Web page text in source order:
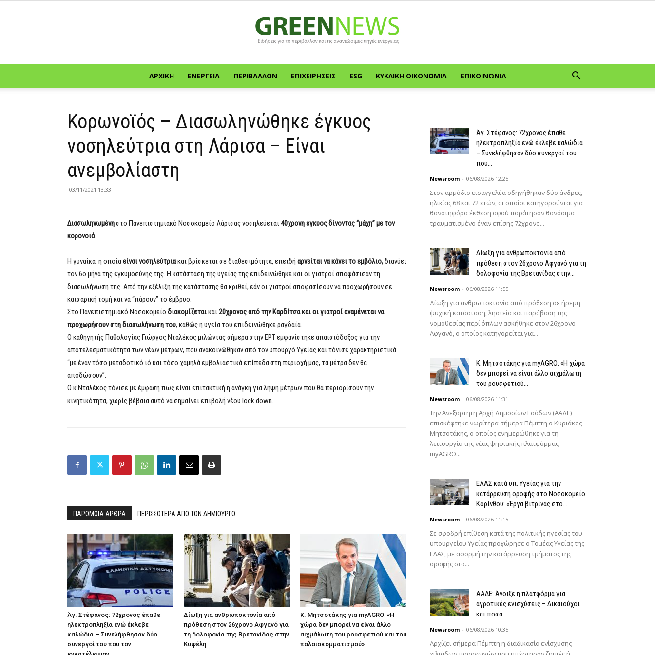
Green
ΑΡΧΙΚΉ ΕΝΈΡΓΕΙΑ ΠΕΡΙΒΆΛΛΟΝ ΕΠΙΧΕΙΡΉΣΕΙΣ ESG ΚΥΚΛΙΚΉ ΟΙΚΟΝΟΜΊΑ ΕΠΙΚΟΙΝΩΝΊΑ
Κορωνοϊός – Διασωληνώθηκε έγκυος
νοσηλεύτρια στη Λάρισα – Είναι
ανεμβολίαστη
03/11/2021 13:33
Διασωληνωμένηστο Πανεπιστημιακό Νοσοκομείο Λάρισας νοσηλεύεται40χρονη έγκυος δίνοντας “μάχη” με τον
κορονοιό.
Η γυναίκα, η οποίαείναι νοσηλεύτριακαι βρίσκεται σε διαθεσιμότητα, επειδή αρνείται να κάνει το εμβόλιο,διανύει
τον 6ο μήνα της εγκυμοσύνης της. Η κατάσταση της υγείας της επιδεινώθηκε και οι γιατροί αποφάσισαν τη
διασωλήνωση της. Από την εξέλιξη της κατάστασης θα κριθεί, εάν οι γιατροί αποφασίσουν να προχωρήσουν σε
καισαρική τομή και να “πάρουν” το έμβρυο.
Στο Πανεπιστημιακό Νοσοκομείο διακομίζεταικαι20χρονος από την Καρδίτσα και οι γιατροί αναμένεται να
προχωρήσουν στη διασωλήνωση του,καθώς η υγεία του επιδεινώθηκε ραγδαία.
Ο καθηγητής Παθολογίας Γιώργος Νταλέκος μιλώντας σήμερα στην ΕΡΤ εμφανίστηκε απαισιόδοξος για την
αποτελεσματικότητα των νέων μέτρων, που ανακοινώθηκαν από τον υπουργό Υγείας και τόνισε χαρακτηριστικά
“με έναν τόσο μεταδοτικό ιό και τόσο χαμηλά εμβολιαστικά επίπεδα στη περιοχή μας, τα μέτρα δεν θα
αποδώσουν”.
Ο κ Νταλέκος τόνισε με έμφαση πως είναι επιτακτική η ανάγκη για λήψη μέτρων που θα περιορίσουν την
κινητικότητα, χωρίς βέβαια αυτό να σημαίνει επιβολή νέου lock down.
ΠΑΡΟΜΟΙΑ ΑΡΘΡΑ ΠΕΡΙΣΣΟΤΕΡΑ ΑΠΟ ΤΟΝ ΔΗΜΙΟΥΡΓΟ
Άγ. Στέφανος: 72χρονος έπαθε
ηλεκτροπληξία ενώ έκλεβε
καλώδια – Συνελήφθησαν δύο
συνεργοί του που τον
Δίωξη για ανθρωποκτονία από
πρόθεση στον 26χρονο Αφγανό για
τη δολοφονία της Βρετανίδας στην
Κυψέλη
K. Μητσοτάκης για myAGRO: «Η
χώρα δεν μπορεί να είναι άλλο
αιχμάλωτη του ρουσφετιού και του
παλαιοκομματισμού»
Άγ. Στέφανος: 72χρονος έπαθε
ηλεκτροπληξία ενώ έκλεβε καλώδια
– Συνελήφθησαν δύο συνεργοί του
που...
Newsroom - 06/08/2026 12:25
Στον αρμόδιο εισαγγελέα οδηγήθηκαν δύο άνδρες,
ηλικίας 68 και 72 ετών, οι οποίοι κατηγορούνται για
θανατηφόρα έκθεση αφού παράτησαν θανάσιμα
τραυματισμένο έναν επίσης 72χρονο...
Δίωξη για ανθρωποκτονία από
πρόθεση στον 26χρονο Αφγανό για τη
δολοφονία της Βρετανίδας στην...
Newsroom - 06/08/2026 11:55
Δίωξη για ανθρωποκτονία από πρόθεση σε ήρεμη
ψυχική κατάσταση, ληστεία και παράβαση της
νομοθεσίας περί όπλων ασκήθηκε στον 26χρονο
Αφγανό, ο οποίος κατηγορείται για...
K. Μητσοτάκης για myAGRO: «Η χώρα
δεν μπορεί να είναι άλλο αιχμάλωτη
του ρουσφετιού...
Newsroom - 06/08/2026 11:31
Την Ανεξάρτητη Αρχή Δημοσίων Εσόδων (ΑΑΔΕ)
επισκέφτηκε νωρίτερα σήμερα Πέμπτη ο Κυριάκος
Μητσοτάκης, ο οποίος ενημερώθηκε για τη
λειτουργία της νέας ψηφιακής πλατφόρμας
myAGRO...
ΕΛΑΣ κατά υπ. Υγείας για την
κατάρρευση οροφής στο Νοσοκομείο
Κορίνθου: «Έργα βιτρίνας στο...
Newsroom - 06/08/2026 11:15
Σε σφοδρή επίθεση κατά της πολιτικής ηγεσίας του
υπουργείου Υγείας προχώρησε ο Τομέας Υγείας της
ΕΛΑΣ, με αφορμή την κατάρρευση τμήματος της
οροφής στο...
ΑΑΔΕ: Άνοιξε η πλατφόρμα για
αγροτικές ενισχύσεις – Δικαιούχοι
και ποσά
Newsroom - 06/08/2026 10:35
Αρχίζει σήμερα Πέμπτη η διαδικασία ενίσχυσης